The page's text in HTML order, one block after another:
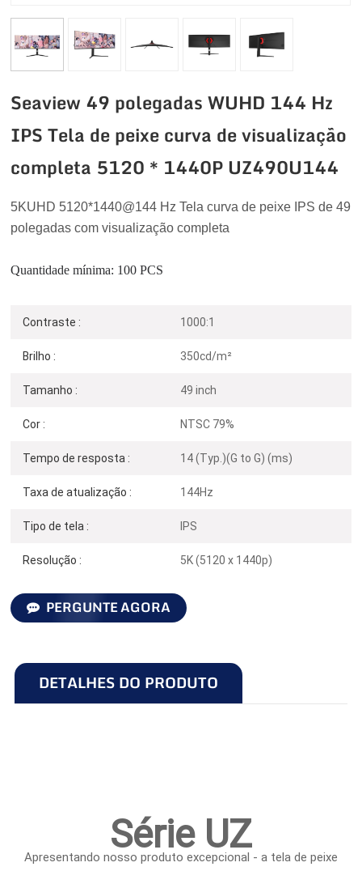
Seaview 49 polegadas WUHD 144 Hz
IPS Tela de peixe curva de visualização
completa 5120 * 1440P UZ490U144
5KUHD 5120*1440@144 Hz Tela curva de peixe IPS de 49
polegadas com visualização completa
Quantidade mínima: 100 PCS
Contraste : 1000:1
Brilho : 350cd/m²
Tamanho : 49 inch
Cor : NTSC 79%
Tempo de resposta : 14 (Typ.)(G to G) (ms)
Taxa de atualização : 144Hz
Tipo de tela : IPS
Resolução : 5K (5120 x 1440p)
PERGUNTE AGORA
DETALHES DO PRODUTO
Série UZ
Apresentando nosso produto excepcional - a tela de peixe